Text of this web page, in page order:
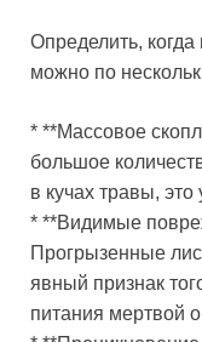
Определить,
можно по
* **Массовое
большое
в кучах травы,
* **Видимые
Прогрызенные
явный признак
питания мертвой